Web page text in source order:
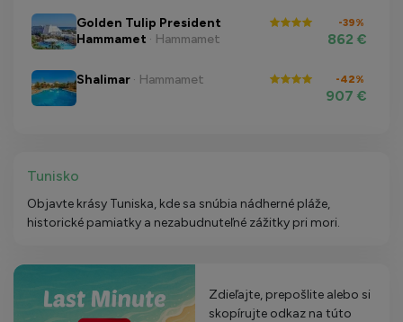
Golden Tulip President
Hammamet · Hammamet
-39%
862 €
Shalimar · Hammamet -42%
907 €
Tunisko
Objavte krásy Tuniska, kde sa snúbia nádherné pláže,
historické pamiatky a nezabudnuteľné zážitky pri mori.
Zdieľajte, prepošlite alebo si
skopírujte odkaz na túto